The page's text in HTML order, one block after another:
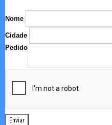
Nome
Cidade
Pedido
Enviar